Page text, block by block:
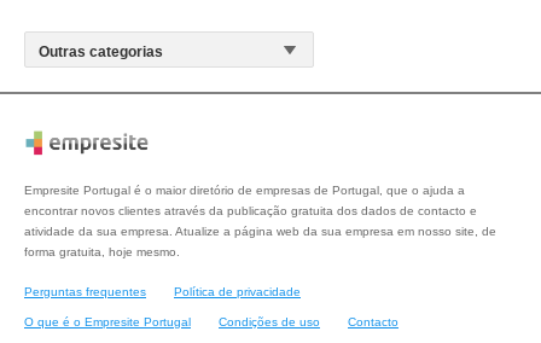
Empresite Portugal é o maior diretório de empresas de Portugal, que o ajuda a
encontrar novos clientes através da publicação gratuita dos dados de contacto e
atividade da sua empresa. Atualize a página web da sua empresa em nosso site, de
forma gratuita, hoje mesmo.
Perguntas frequentes Política de privacidade
O que é o Empresite Portugal Condições de uso Contacto